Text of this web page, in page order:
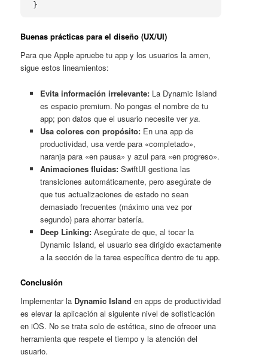
}
Buenas prácticas para el diseño (UX/UI)
Para que Apple apruebe tu app y los usuarios la amen,
sigue estos lineamientos:
Evita información irrelevante:La Dynamic Island
es espacio premium. No pongas el nombre de tu
app; pon datos que el usuario necesite ver ya.
Usa colores con propósito:En una app de
productividad, usa verde para «completado»,
naranja para «en pausa» y azul para «en progreso».
Animaciones fluidas:SwiftUI gestiona las
transiciones automáticamente, pero asegúrate de
que tus actualizaciones de estado no sean
demasiado frecuentes (máximo una vez por
segundo) para ahorrar batería.
Deep Linking:Asegúrate de que, al tocar la
Dynamic Island, el usuario sea dirigido exactamente
a la sección de la tarea específica dentro de tu app.
Conclusión
Implementar la Dynamic Island en apps de productividad
es elevar la aplicación al siguiente nivel de sofisticación
en iOS. No se trata solo de estética, sino de ofrecer una
herramienta que respete el tiempo y la atención del
usuario.